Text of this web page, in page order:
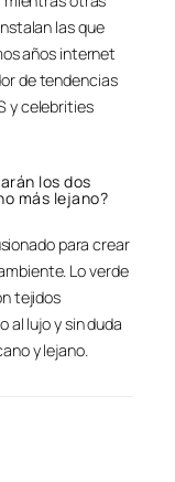
las que
años internet
de tendencias
y celebrities
los dos
más lejano?
para crear
Lo verde
tejidos
al lujo y sin duda
y lejano.